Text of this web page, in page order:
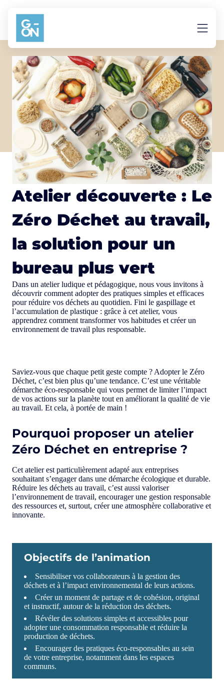
Aller au contenu
Atelier découverte : Le
Zéro Déchet au travail,
la solution pour un
bureau plus vert
Dans un atelier ludique et pédagogique, nous vous invitons à
découvrir comment adopter des pratiques simples et efficaces
pour réduire vos déchets au quotidien. Fini le gaspillage et
l’accumulation de plastique : grâce à cet atelier, vous
apprendrez comment transformer vos habitudes et créer un
environnement de travail plus responsable.
Saviez-vous que chaque petit geste compte ? Adopter le Zéro
Déchet, c’est bien plus qu’une tendance. C’est une véritable
démarche éco-responsable qui vous permet de limiter l’impact
de vos actions sur la planète tout en améliorant la qualité de vie
au travail. Et cela, à portée de main !
Pourquoi proposer un atelier
Zéro Déchet en entreprise ?
Cet atelier est particulièrement adapté aux entreprises
souhaitant s’engager dans une démarche écologique et durable.
Réduire les déchets au travail, c’est aussi valoriser
l’environnement de travail, encourager une gestion responsable
des ressources et, surtout, créer une atmosphère collaborative et
innovante.
Objectifs de l’animation
Sensibiliser vos collaborateurs à la gestion des
déchets et à l’impact environnemental de leurs actions.
Créer un moment de partage et de cohésion, original
et instructif, autour de la réduction des déchets.
Révéler des solutions simples et accessibles pour
adopter une consommation responsable et réduire la
production de déchets.
Encourager des pratiques éco-responsables au sein
de votre entreprise, notamment dans les espaces
communs.